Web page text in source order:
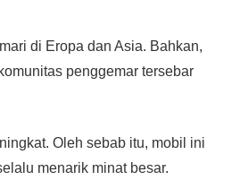
di Eropa dan Asia. Bahkan,
penggemar tersebar
Oleh sebab itu, mobil ini
menarik minat besar.